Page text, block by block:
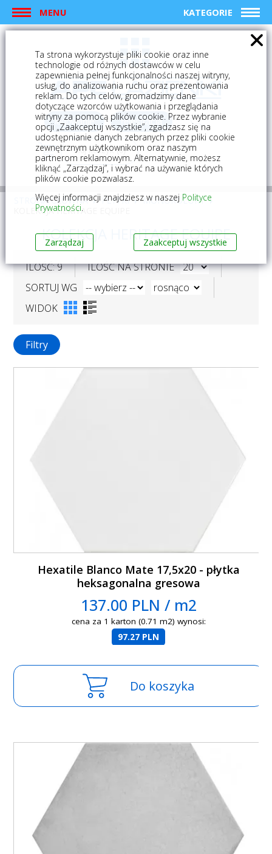
MENU KATEGORIE
logowanie rejestracja
Mój koszyk (0)
STRONA GŁÓWNA PŁYTKI
MONOKOLORY
KOLEKCJA HERITAGE EQUIPE
KOLEKCJA HERITAGE EQUIPE
ILOŚĆ: 9
ILOŚĆ NA STRONIE
SORTUJ WG
WIDOK
Filtry
Hexatile Blanco Mate 17,5x20 - płytka
heksagonalna gresowa
137.00 PLN / m2
cena za 1 karton (0.71 m2) wynosi:
97.27 PLN
Do koszyka
Ta strona wykorzystuje pliki cookie oraz inne
technologie od różnych dostawców w celu
zapewnienia pełnej funkcjonalności naszej witryny,
usług, do analizowania ruchu oraz prezentowania
reklam. Do tych celów, gromadzimy dane
dotyczące wzorców użytkowania i przeglądania
witryny za pomocą plików cookie. Przez wybranie
opcji „Zaakceptuj wszystkie”, zgadzasz się na
udostępnianie danych zebranych przez pliki cookie
zewnętrznym użytkownikom oraz naszym
partnerom reklamowym. Alternatywnie, możesz
kliknąć „Zarządzaj”, i wybrać na używanie których
plików cookie pozwalasz.
Więcej informacji znajdziesz w naszej Polityce
Prywatności.
Zarządzaj Zaakceptuj wszystkie